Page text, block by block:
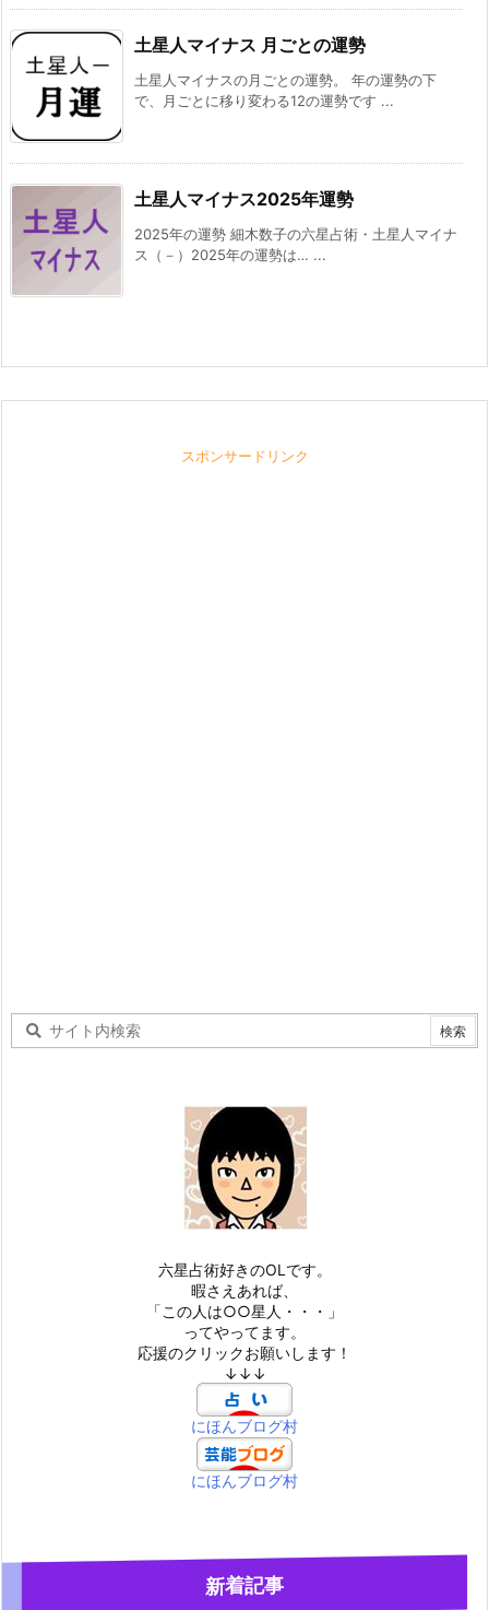
土星人マイナス 月ごとの運勢
土星人マイナスの月ごとの運勢。 年の運勢の下
で、月ごとに移り変わる12の運勢です ...
土星人マイナス2025年運勢
2025年の運勢 細木数子の六星占術・土星人マイナ
ス（－）2025年の運勢は… ...
スポンサードリンク
六星占術好きのOLです。
暇さえあれば、
「この人は○○星人・・・」
ってやってます。
応援のクリックお願いします！
↓↓↓
にほんブログ村
にほんブログ村
新着記事